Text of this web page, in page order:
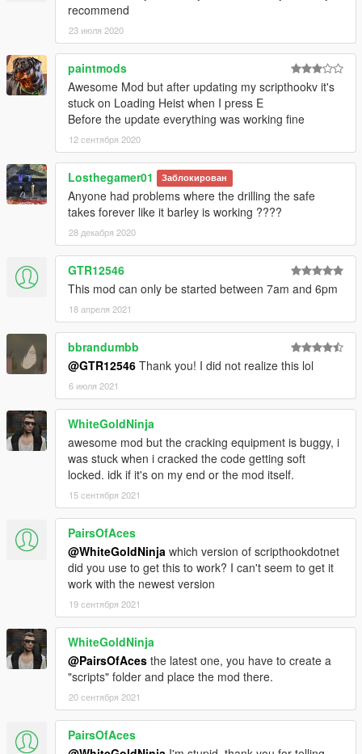
recommend
23 июля 2020
paintmods
Awesome Mod but after updating my scripthookv it's
stuck on Loading Heist when I press E
Before the update everything was working fine
12 сентября 2020
Losthegamer01 Заблокирован
Anyone had problems where the drilling the safe
takes forever like it barley is working ????
28 декабря 2020
GTR12546
This mod can only be started between 7am and 6pm
18 апреля 2021
bbrandumbb
@GTR12546 Thank you! I did not realize this lol
6 июля 2021
WhiteGoldNinja
awesome mod but the cracking equipment is buggy, i
was stuck when i cracked the code getting soft
locked. idk if it's on my end or the mod itself.
15 сентября 2021
PairsOfAces
@WhiteGoldNinja which version of scripthookdotnet
did you use to get this to work? I can't seem to get it
work with the newest version
19 сентября 2021
WhiteGoldNinja
@PairsOfAces the latest one, you have to create a
"scripts" folder and place the mod there.
20 сентября 2021
PairsOfAces